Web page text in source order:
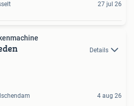
27 jul 26
Details
4 aug 26